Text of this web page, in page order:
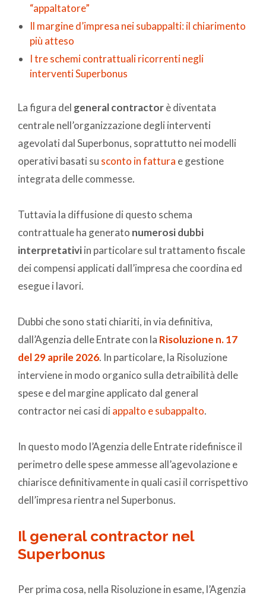
“appaltatore”
Il margine d’impresa nei subappalti: il chiarimento
più atteso
I tre schemi contrattuali ricorrenti negli
interventi Superbonus
La figura del general contractorè diventata
centrale nell’organizzazione degli interventi
agevolati dal Superbonus, soprattutto nei modelli
operativi basati su sconto in fattura e gestione
integrata delle commesse.
Tuttavia la diffusione di questo schema
contrattuale ha generato numerosi dubbi
interpretativiin particolare sul trattamento fiscale
dei compensi applicati dall’impresa che coordina ed
esegue i lavori.
Dubbi che sono stati chiariti, in via definitiva,
dall’Agenzia delle Entrate con la Risoluzione n. 17
del 29 aprile 2026. In particolare, la Risoluzione
interviene in modo organico sulla detraibilità delle
spese e del margine applicato dal general
contractor nei casi di appalto e subappalto.
In questo modo l’Agenzia delle Entrate ridefinisce il
perimetro delle spese ammesse all’agevolazione e
chiarisce definitivamente in quali casi il corrispettivo
dell’impresa rientra nel Superbonus.
Il general contractor nel
Superbonus
Per prima cosa, nella Risoluzione in esame, l’Agenzia